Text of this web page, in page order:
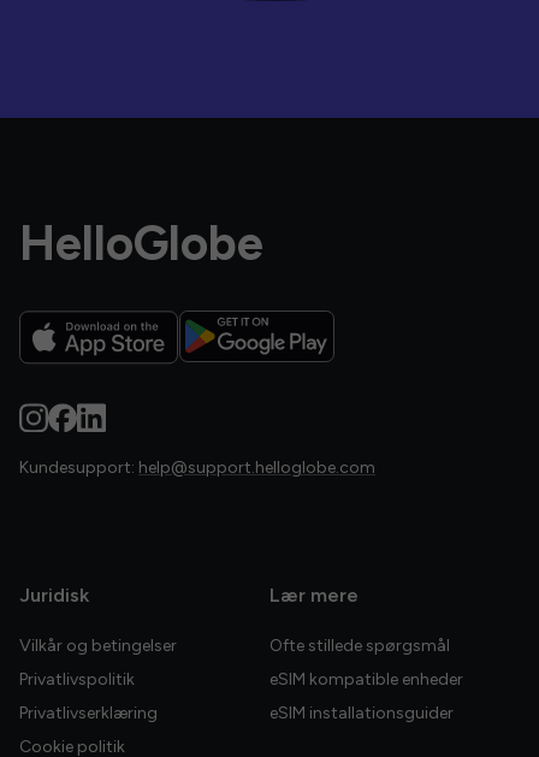
HelloGlobe
Kundesupport: help@support.helloglobe.com
Juridisk
Vilkår og betingelser
Privatlivspolitik
Privatlivserklæring
Cookie politik
Lær mere
Ofte stillede spørgsmål
eSIM kompatible enheder
eSIM installationsguider